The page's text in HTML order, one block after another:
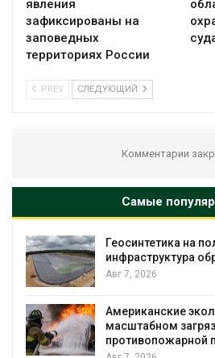
явления
зафиксированы на
заповедных
территориях России
PREV СЛЕДУЮЩИЙ
Комментарии
Самые
о
уборку
Панамский
загрузку
воды